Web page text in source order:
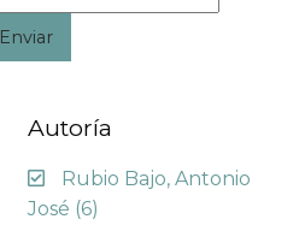
Enviar
Autoría
Rubio Bajo, Antonio
José (6)